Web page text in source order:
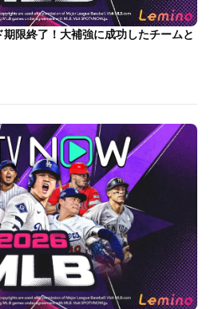
期限終了！大補強に成功したチームと